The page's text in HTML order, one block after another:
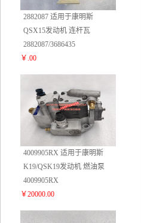
2882087 适用于康明斯
QSX15发动机 连杆瓦
2882087/3686435
￥.00
4009905RX 适用于康明斯
K19/QSK19发动机 燃油泵
4009905RX
￥20000.00